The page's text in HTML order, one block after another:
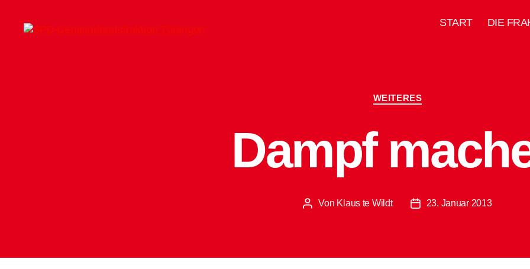
SPD-
START DIE
Kategorien
WEITERES
Dampf
Beitragsautor
Von Klaus te Wildt Beitragsdatum
23. Januar 2013